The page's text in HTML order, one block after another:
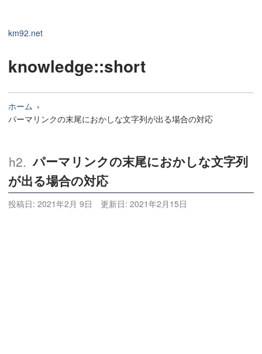
km92.net
knowledge::short
ホーム
パーマリンクの末尾におかしな文字列が出る場合の対応
パーマリンクの末尾におかしな文字列
が出る場合の対応
投稿日: 2021年2月 9日 更新日: 2021年2月15日